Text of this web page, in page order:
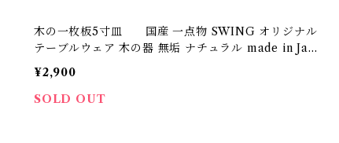
木の一枚板5寸皿 国産 一点物 SWING オリジナル
テーブルウェア 木の器 無垢 ナチュラル made in Japa
n made in Hida Takayama
¥2,900
SOLD OUT